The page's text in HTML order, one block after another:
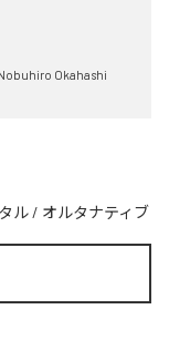
Okahashi
ル / オルタナティブ